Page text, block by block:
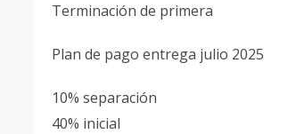
Terminación de primera
Plan de pago entrega julio 2025
10% separación
40% inicial